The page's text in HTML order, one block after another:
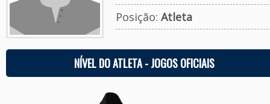
Posição: Atleta
NÍVEL DO ATLETA - JOGOS OFICIAIS